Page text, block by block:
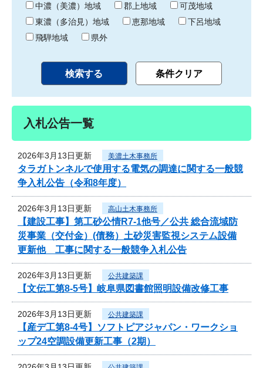
中濃（美濃）地域
郡上地域
可茂地域
東濃（多治見）地域
恵那地域
下呂地域
飛騨地域
県外
入札公告一覧
2026年3月13日更新 美濃土木事務所
タラガトンネルで使用する電気の調達に関する一般競
争入札公告（令和8年度）
2026年3月13日更新 高山土木事務所
【建設工事】第工砂公情R7-1他号／公共 総合流域防
災事業（交付金）(債務）土砂災害監視システム設備
更新他 工事に関する一般競争入札公告
2026年3月13日更新 公共建築課
【文伝工第8-5号】岐阜県図書館照明設備改修工事
2026年3月13日更新 公共建築課
【産デ工第8-4号】ソフトピアジャパン・ワークショ
ップ24空調設備更新工事（2期）